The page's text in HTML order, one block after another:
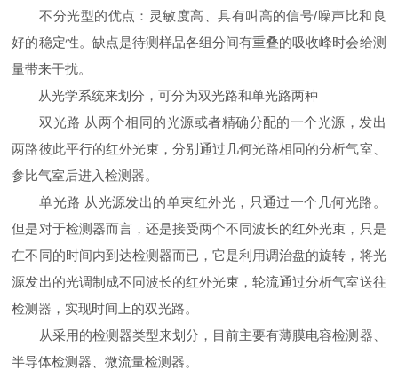
不分光型的优点：灵敏度高、具有叫高的信号/噪声比和良
好的稳定性。缺点是待测样品各组分间有重叠的吸收峰时会给测
量带来干扰。
从光学系统来划分，可分为双光路和单光路两种
双光路 从两个相同的光源或者精确分配的一个光源，发出
两路彼此平行的红外光束，分别通过几何光路相同的分析气室、
参比气室后进入检测器。
单光路 从光源发出的单束红外光，只通过一个几何光路。
但是对于检测器而言，还是接受两个不同波长的红外光束，只是
在不同的时间内到达检测器而已，它是利用调治盘的旋转，将光
源发出的光调制成不同波长的红外光束，轮流通过分析气室送往
检测器，实现时间上的双光路。
从采用的检测器类型来划分，目前主要有薄膜电容检测器、
半导体检测器、微流量检测器。